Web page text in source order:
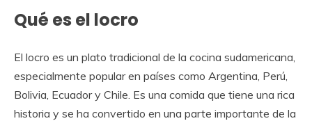
Qué es el locro
El locro es un plato tradicional de la cocina sudamericana,
especialmente popular en países como Argentina, Perú,
Bolivia, Ecuador y Chile. Es una comida que tiene una rica
historia y se ha convertido en una parte importante de la